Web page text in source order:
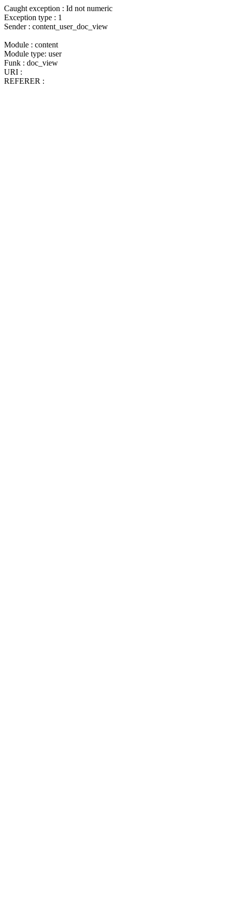
Caught exception : Id not numeric
Exception type : 1
Sender : content_user_doc_view
Module : content
Module type: user
Funk : doc_view
URI :
REFERER :